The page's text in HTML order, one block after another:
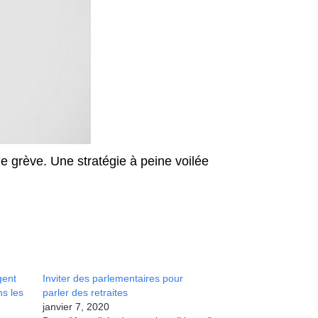
grève. Une stratégie à peine voilée
les
Inviter des parlementaires pour
parler des retraites
janvier 7, 2020